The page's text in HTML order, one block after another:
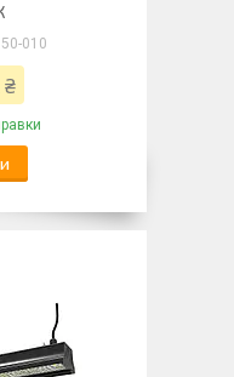
010
₴